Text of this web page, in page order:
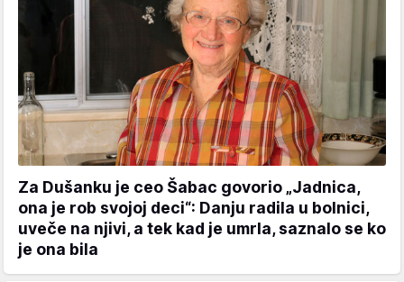
Za Dušanku je ceo Šabac govorio „Jadnica,
ona je rob svojoj deci“: Danju radila u bolnici,
uveče na njivi, a tek kad je umrla, saznalo se ko
je ona bila